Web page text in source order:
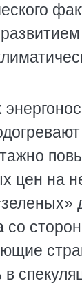
цен на